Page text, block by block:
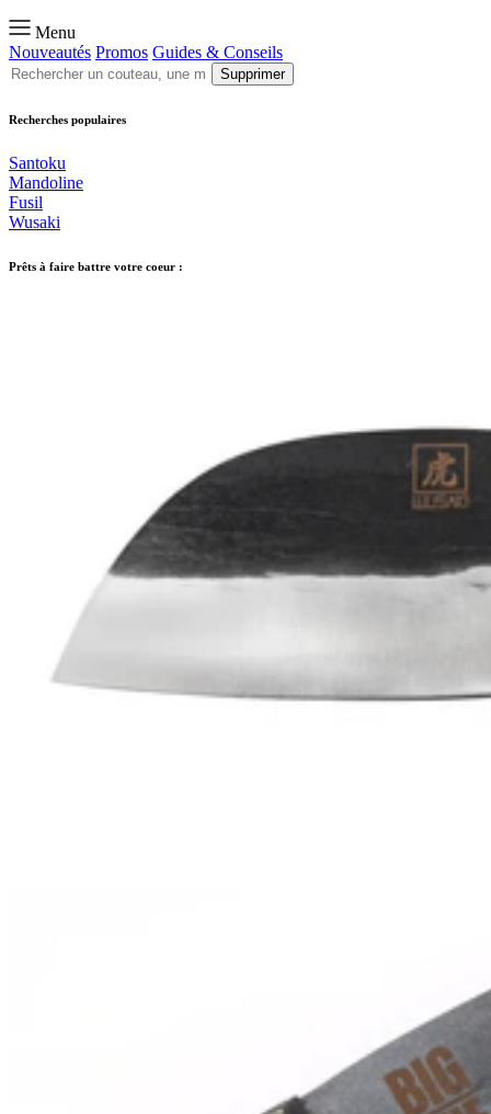
Menu
Nouveautés Promos Guides & Conseils
Supprimer
Recherches populaires
Santoku
Mandoline
Fusil
Wusaki
Prêts à faire battre votre coeur :